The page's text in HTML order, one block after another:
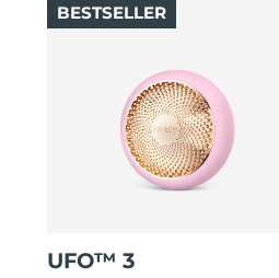
UFO™ 3
BESTSELLER